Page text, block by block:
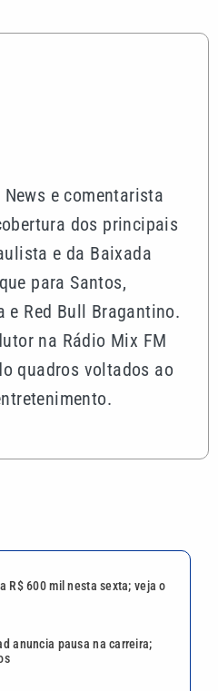
e comentarista
dos principais
e da Baixada
para Santos,
e Red Bull Bragantino.
na Rádio Mix FM
quadros voltados ao
R$ 600 mil nesta sexta; veja o
anuncia pausa na carreira;